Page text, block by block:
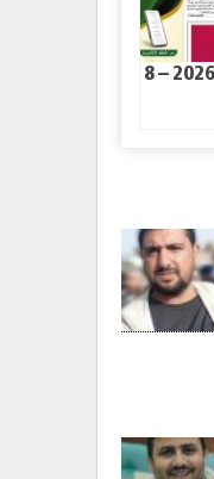
صحيفة الثورة السبت 25 صفر 2026 – 8